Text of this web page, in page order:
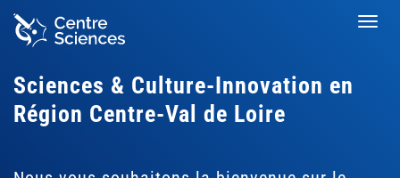
Aller
contenu
Sciences & Culture-Innovation en
Région Centre-Val de Loire